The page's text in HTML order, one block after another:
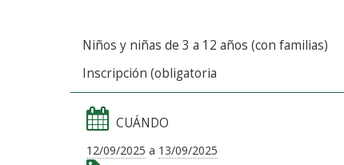
Niños y niñas de 3 a 12 años (con familias)
Inscripción (obligatoria
CUÁNDO
12/09/2025 a 13/09/2025